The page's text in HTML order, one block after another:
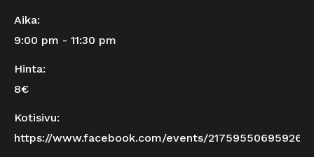
Aika:
9:00 pm - 11:30 pm
Hinta:
8€
Kotisivu:
https://www.facebook.com/events/